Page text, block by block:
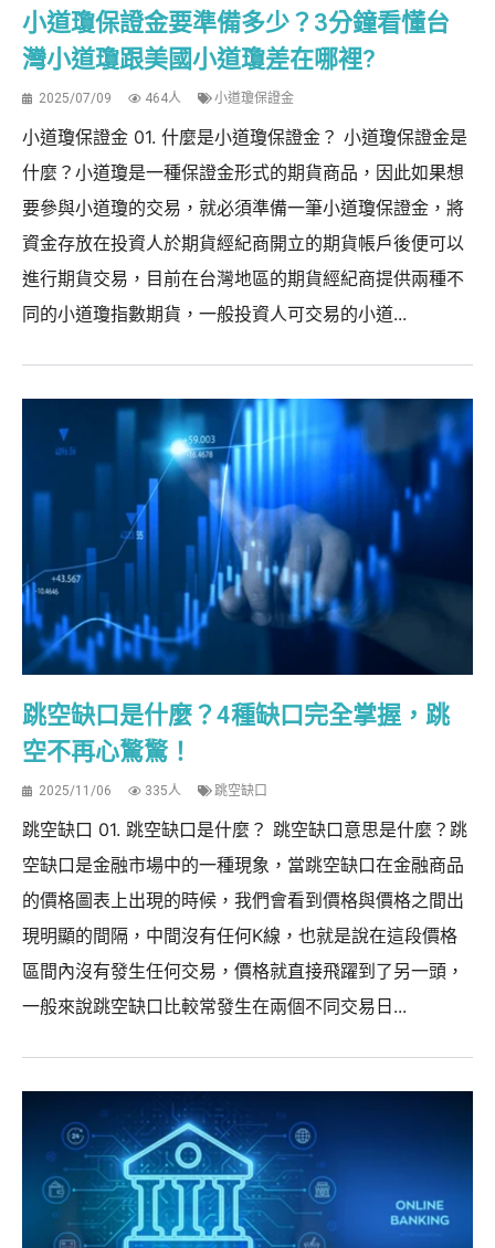
小道瓊保證金要準備多少？3分鐘看懂台
灣小道瓊跟美國小道瓊差在哪裡?
2025/07/09 464人 小道瓊保證金
小道瓊保證金 01. 什麼是小道瓊保證金？ 小道瓊保證金是
什麼？小道瓊是一種保證金形式的期貨商品，因此如果想
要參與小道瓊的交易，就必須準備一筆小道瓊保證金，將
資金存放在投資人於期貨經紀商開立的期貨帳戶後便可以
進行期貨交易，目前在台灣地區的期貨經紀商提供兩種不
同的小道瓊指數期貨，一般投資人可交易的小道...
跳空缺口是什麼？4種缺口完全掌握，跳
空不再心驚驚！
2025/11/06 335人 跳空缺口
跳空缺口 01. 跳空缺口是什麼？ 跳空缺口意思是什麼？跳
空缺口是金融市場中的一種現象，當跳空缺口在金融商品
的價格圖表上出現的時候，我們會看到價格與價格之間出
現明顯的間隔，中間沒有任何K線，也就是說在這段價格
區間內沒有發生任何交易，價格就直接飛躍到了另一頭，
一般來說跳空缺口比較常發生在兩個不同交易日...